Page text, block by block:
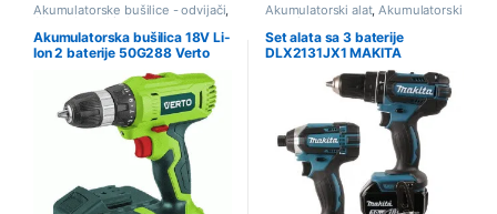
Akumulatorske bušilice - odvijači,
Akumulatorski alat
Akumulatorska bušilica 18V Li-
Ion 2 baterije 50G288 Verto
Akumulatorski alat,Akumulatorski
setovi
Set alata sa 3 baterije
DLX2131JX1 MAKITA